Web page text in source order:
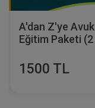
A'dan Z'ye
Eğitim Paketi
1500 TL